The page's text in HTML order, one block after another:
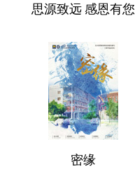
思源致远 感恩有您
密缘